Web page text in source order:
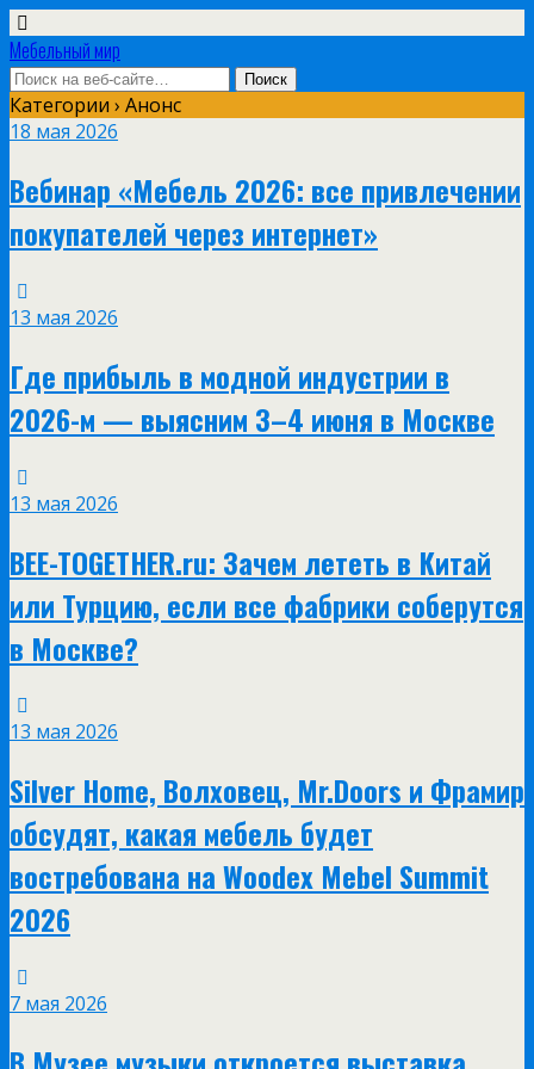
Мебельный мир
Категории › Анонс
18 мая 2026
Вебинар «Мебель 2026: все привлечении
покупателей через интернет»
13 мая 2026
Где прибыль в модной индустрии в
2026-м — выясним 3–4 июня в Москве
13 мая 2026
BEE-TOGETHER.ru: Зачем лететь в Китай
или Турцию, если все фабрики соберутся
в Москве?
13 мая 2026
Silver Home, Волховец, Mr.Doors и Фрамир
обсудят, какая мебель будет
востребована на Woodex Mebel Summit
2026
7 мая 2026